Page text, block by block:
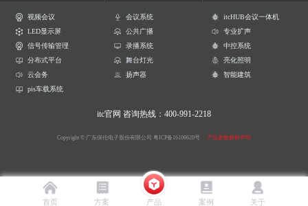
视频会议 会议系统
itcHUB会议一体机
LED显示屏
公共广播
专业扩声
信号传输管理
录播系统
中控系统
分布式平台
舞台灯光
亮化照明
云会务
扬声器
智能建筑
pis车载系统
itc官网 咨询热线：400-991-2218
Copyright © 广东保伦电子股份有限公司 粤ICP备16106620号 产品参数解释声明
首页 方案 产品 案例 关于